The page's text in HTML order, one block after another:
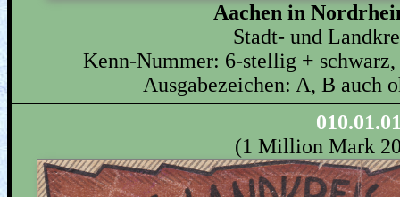
Aachen in
Stadt- und
Kenn-Nummer: 6-stellig +
Ausgabezeichen: A, B auch
(1 Million Mark